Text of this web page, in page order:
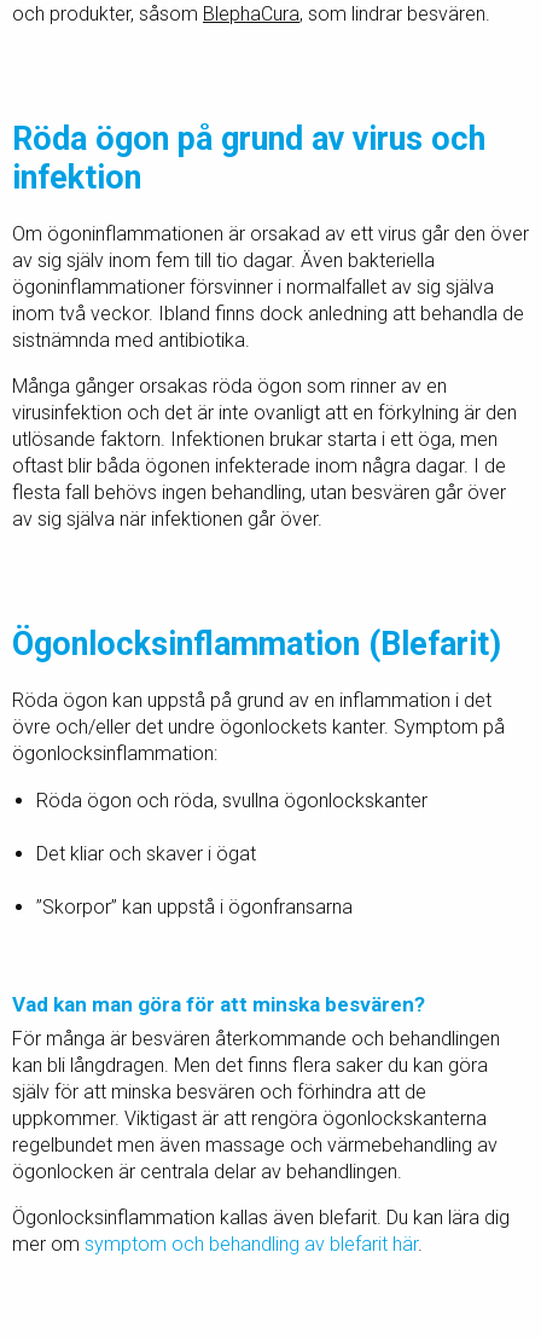
och produkter, såsom BlephaCura, som lindrar besvären.
Röda ögon på grund av virus och
infektion
Om ögoninflammationen är orsakad av ett virus går den över
av sig själv inom fem till tio dagar. Även bakteriella
ögoninflammationer försvinner i normalfallet av sig själva
inom två veckor. Ibland finns dock anledning att behandla de
sistnämnda med antibiotika.
Många gånger orsakas röda ögon som rinner av en
virusinfektion och det är inte ovanligt att en förkylning är den
utlösande faktorn. Infektionen brukar starta i ett öga, men
oftast blir båda ögonen infekterade inom några dagar. I de
flesta fall behövs ingen behandling, utan besvären går över
av sig själva när infektionen går över.
Ögonlocksinflammation (Blefarit)
Röda ögon kan uppstå på grund av en inflammation i det
övre och/eller det undre ögonlockets kanter. Symptom på
ögonlocksinflammation:
Röda ögon och röda, svullna ögonlockskanter
Det kliar och skaver i ögat
”Skorpor” kan uppstå i ögonfransarna
Vad kan man göra för att minska besvären?
För många är besvären återkommande och behandlingen
kan bli långdragen. Men det finns flera saker du kan göra
själv för att minska besvären och förhindra att de
uppkommer. Viktigast är att rengöra ögonlockskanterna
regelbundet men även massage och värmebehandling av
ögonlocken är centrala delar av behandlingen.
Ögonlocksinflammation kallas även blefarit. Du kan lära dig
mer om symptom och behandling av blefarit här.